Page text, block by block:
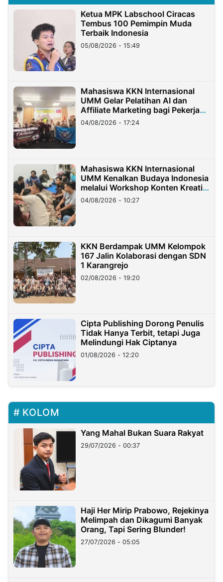
Ketua MPK Labschool Ciracas
Tembus 100 Pemimpin Muda
Terbaik Indonesia
05/08/2026 - 15:49
Mahasiswa KKN Internasional
UMM Gelar Pelatihan AI dan
Affiliate Marketing bagi Pekerja
Migran Indonesia di Taiwan
04/08/2026 - 17:24
Mahasiswa KKN Internasional
UMM Kenalkan Budaya Indonesia
melalui Workshop Konten Kreatif
di Taiwan
04/08/2026 - 10:27
KKN Berdampak UMM Kelompok
167 Jalin Kolaborasi dengan SDN
1 Karangrejo
02/08/2026 - 19:20
Cipta Publishing Dorong Penulis
Tidak Hanya Terbit, tetapi Juga
Melindungi Hak Ciptanya
01/08/2026 - 12:20
KOLOM
Yang Mahal Bukan Suara Rakyat
29/07/2026 - 00:37
Haji Her Mirip Prabowo, Rejekinya
Melimpah dan Dikagumi Banyak
Orang, Tapi Sering Blunder!
27/07/2026 - 05:05